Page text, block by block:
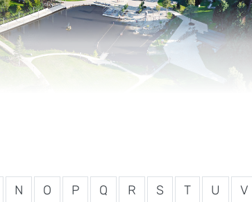
N O P Q R S T U V